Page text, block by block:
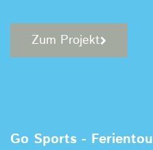
Zum Projekt
Go Sports -